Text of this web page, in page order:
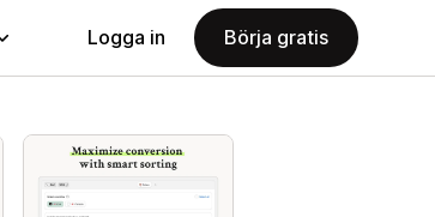
Logga in Börja gratis